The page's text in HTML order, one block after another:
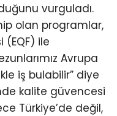
vurguladı.
olan programlar,
(EQF) ile
Avrupa
iş bulabilir” diye
kalite güvencesi
Türkiye’de değil,